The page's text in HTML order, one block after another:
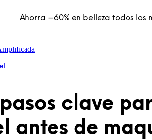
Ahorra +60% en belleza todos los
clave
antes de